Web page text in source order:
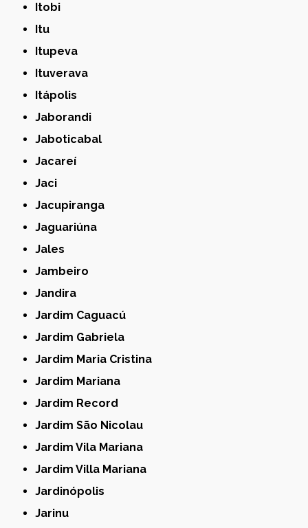
Itobi
Itu
Itupeva
Ituverava
Itápolis
Jaborandi
Jaboticabal
Jacareí
Jaci
Jacupiranga
Jaguariúna
Jales
Jambeiro
Jandira
Jardim Caguacú
Jardim Gabriela
Jardim Maria Cristina
Jardim Mariana
Jardim Record
Jardim São Nicolau
Jardim Vila Mariana
Jardim Villa Mariana
Jardinópolis
Jarinu